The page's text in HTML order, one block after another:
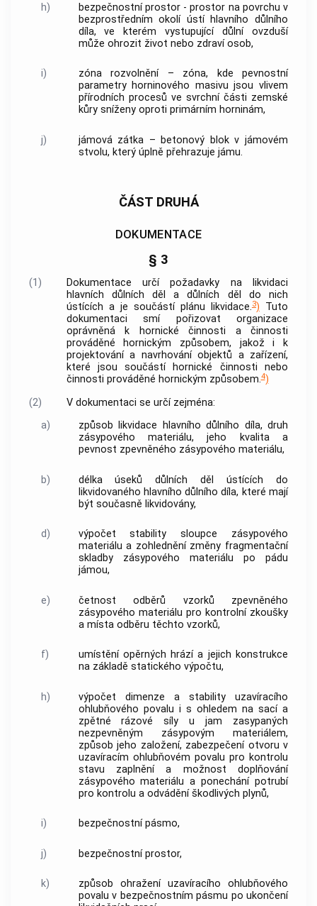
h)
bezpečnostní prostor - prostor na povrchu v
bezprostředním okolí ústí hlavního důlního
díla, ve kterém vystupující důlní ovzduší
může ohrozit život nebo zdraví osob,
i)
zóna rozvolnění – zóna, kde pevnostní
parametry horninového masivu jsou vlivem
přírodních procesů ve svrchní části zemské
kůry sníženy oproti primárním horninám,
j)
jámová zátka – betonový blok v jámovém
stvolu, který úplně přehrazuje jámu.
ČÁST DRUHÁ
DOKUMENTACE
§ 3
(1)
Dokumentace určí požadavky na likvidaci
hlavních důlních děl a důlních děl do nich
ústících a je součástí plánu likvidace.3) Tuto
dokumentaci smí pořizovat organizace
oprávněná k hornické činnosti a činnosti
prováděné hornickým způsobem, jakož i k
projektování a navrhování objektů a zařízení,
které jsou součástí hornické činnosti nebo
činnosti prováděné hornickým způsobem.4)
(2)
V dokumentaci se určí zejména:
a)
způsob likvidace hlavního důlního díla, druh
zásypového materiálu, jeho kvalita a
pevnost zpevněného zásypového materiálu,
b)
délka úseků důlních děl ústících do
likvidovaného hlavního důlního díla, které mají
být současně likvidovány,
d)
výpočet stability sloupce zásypového
materiálu a zohlednění změny fragmentační
skladby zásypového materiálu po pádu
jámou,
e)
četnost odběrů vzorků zpevněného
zásypového materiálu pro kontrolní zkoušky
a místa odběru těchto vzorků,
f)
umístění opěrných hrází a jejich konstrukce
na základě statického výpočtu,
h)
výpočet dimenze a stability uzavíracího
ohlubňového povalu i s ohledem na sací a
zpětné rázové síly u jam zasypaných
nezpevněným zásypovým materiálem,
způsob jeho založení, zabezpečení otvoru v
uzavíracím ohlubňovém povalu pro kontrolu
stavu zaplnění a možnost doplňování
zásypového materiálu a ponechání potrubí
pro kontrolu a odvádění škodlivých plynů,
i) bezpečnostní pásmo,
j) bezpečnostní prostor,
k)
způsob ohražení uzavíracího ohlubňového
povalu v bezpečnostním pásmu po ukončení